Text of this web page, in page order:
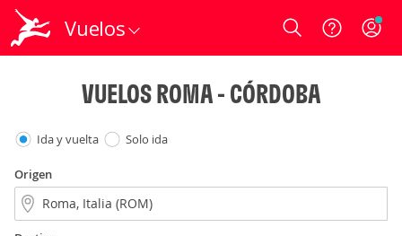
Vuelos Login
VUELOS ROMA - CÓRDOBA
Ida y vuelta Solo ida
Origen